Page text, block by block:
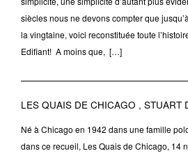
siècles nous ne devons compter que
la vingtaine, voici reconstituée toute
Edifiant! A moins que, […]
LES QUAIS DE CHICAGO , STUART
Né à Chicago en 1942 dans une famille
dans ce recueil, Les Quais de Chicago, 14